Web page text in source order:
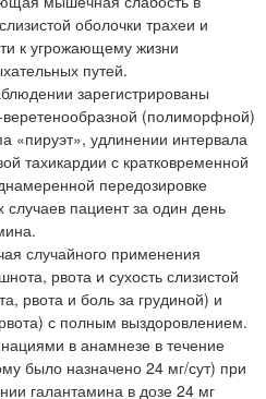
оболочки трахеи и
к угрожающему жизни
путей.
зарегистрированы
(полиморфной)
«пируэт», удлинении интервала
тахикардии с кратковременной
передозировке
пациент за один день
случайного применения
рвота и сухость слизистой
рвота и боль за грудиной) и
с полным выздоровлением.
в анамнезе в течение
было назначено 24 мг/сут) при
галантамина в дозе 24 мг